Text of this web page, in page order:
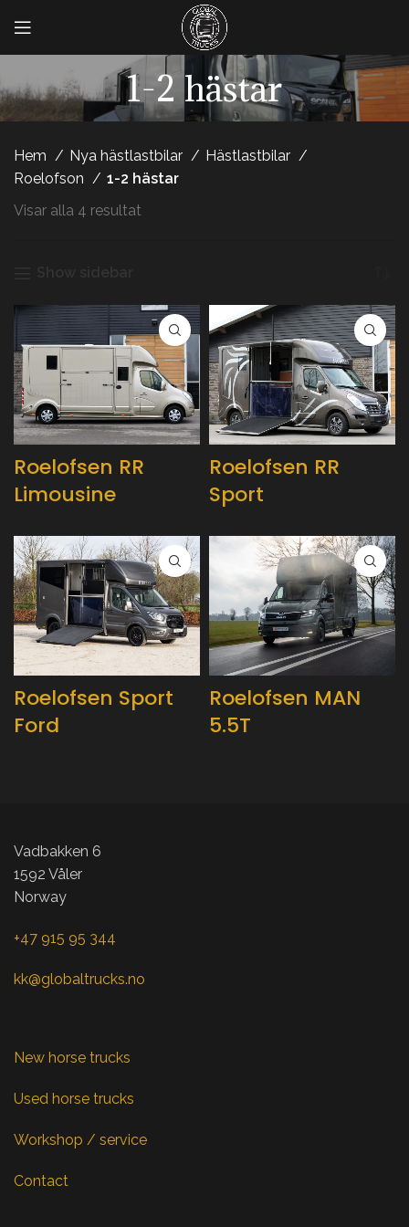
1-2 hästar
Hem Nya hästlastbilar
Hästlastbilar
Roelofson
1-2 hästar
Visar alla 4 resultat
Roelofsen RR
Limousine
Roelofsen RR
Sport
Roelofsen Sport
Ford
Roelofsen MAN
5.5T
Vadbakken 6
1592 Våler
Norway
+47 915 95 344
kk@globaltrucks.no
New horse trucks
Used horse trucks
Workshop / service
Contact